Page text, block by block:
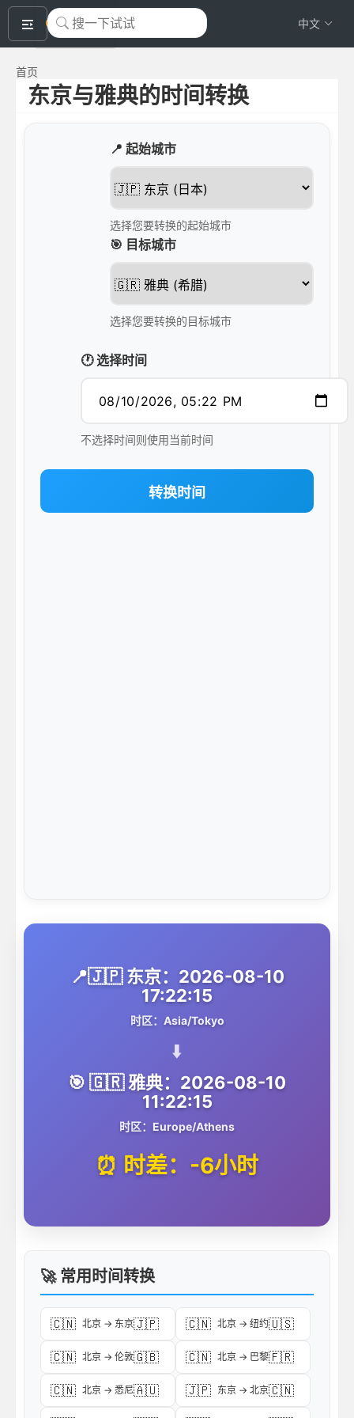
okeyTool 中文
首页
东京与雅典的时间转换
📍 起始城市
选择您要转换的起始城市
🎯 目标城市
选择您要转换的目标城市
🕐 选择时间
不选择时间则使用当前时间
转换时间
📍🇯🇵 东京：2026-08-10
17:22:15
时区：Asia/Tokyo
⬇️
🎯 🇬🇷 雅典：2026-08-10
11:22:15
时区：Europe/Athens
⏰ 时差：-6小时
🚀 常用时间转换
🇨🇳 北京 → 东京🇯🇵 🇨🇳 北京 → 纽约🇺🇸
🇨🇳 北京 → 伦敦🇬🇧 🇨🇳 北京 → 巴黎🇫🇷
🇨🇳 北京 → 悉尼🇦🇺 🇯🇵 东京 → 北京🇨🇳